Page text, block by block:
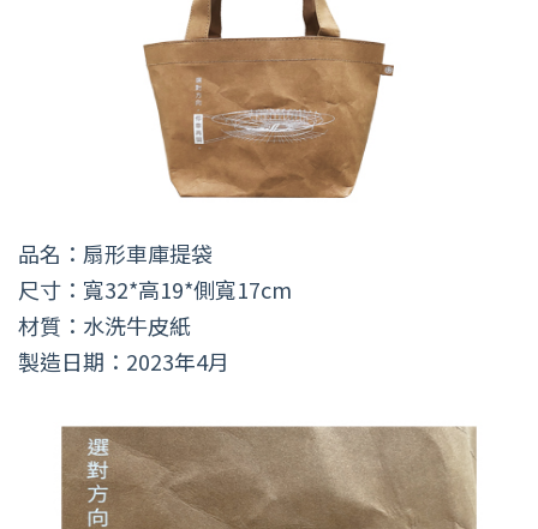
品名：扇形車庫提袋
尺寸：寬32*高19*側寬17cm
材質：水洗牛皮紙
製造日期：2023年4月